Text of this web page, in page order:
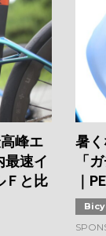
峰エ
最速イ
Ｆと比
暑
「
｜